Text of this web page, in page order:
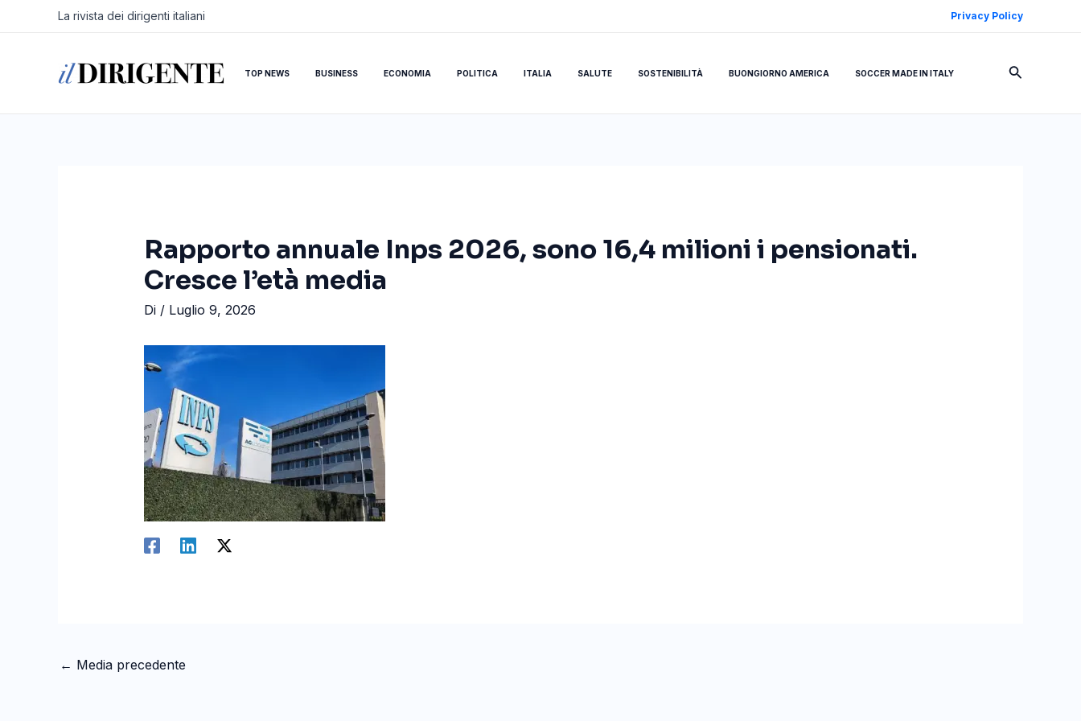
La rivista dei dirigenti italiani Privacy Policy
TOP NEWS BUSINESS ECONOMIA POLITICA ITALIA SALUTE SOSTENIBILITÀ BUONGIORNO AMERICA SOCCER MADE IN ITALY Cerca
Rapporto annuale Inps 2026, sono 16,4 milioni i pensionati.
Cresce l’età media
Di / Luglio 9, 2026
Navigazione
← Media precedente